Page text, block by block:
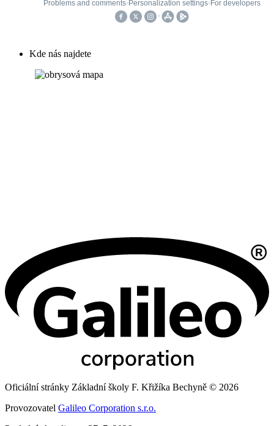
Kde nás najdete
Oficiální stránky Základní školy F. Křižíka Bechyně © 2026
Provozovatel Galileo Corporation s.r.o.